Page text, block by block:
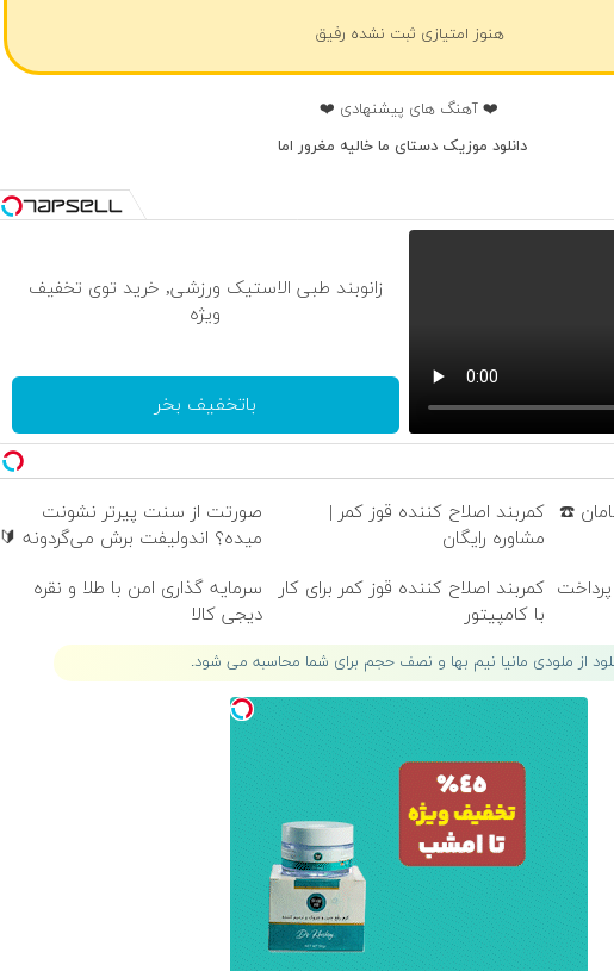
هنوز امتیازی ثبت نشده رفیق
❤️ آهنگ های پیشنهادی ❤️
دانلود موزیک دستای ما خالیه مغرور اما
زانوبند طبی الاستیک ورزشی, خرید توی تخفیف
ویژه
باتخفیف بخر
☎️ کمربند اصلاح کننده قوز کمر |
مشاوره رایگان
صورتت از سنت پیرتر نشونت
میده؟ اندولیفت برش می‌گردونه 🔰
کمربند اصلاح کننده قوز کمر برای کار
با کامپیتور
سرمایه گذاری امن با طلا و نقره
دیجی کالا
از ملودی مانیا نیم بها و نصف حجم برای شما محاسبه می شود.